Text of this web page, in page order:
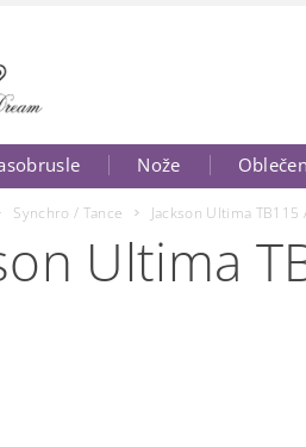
Nože
Napište nám..
Synchro / Tance Jackson Ultima TB115
Ultima